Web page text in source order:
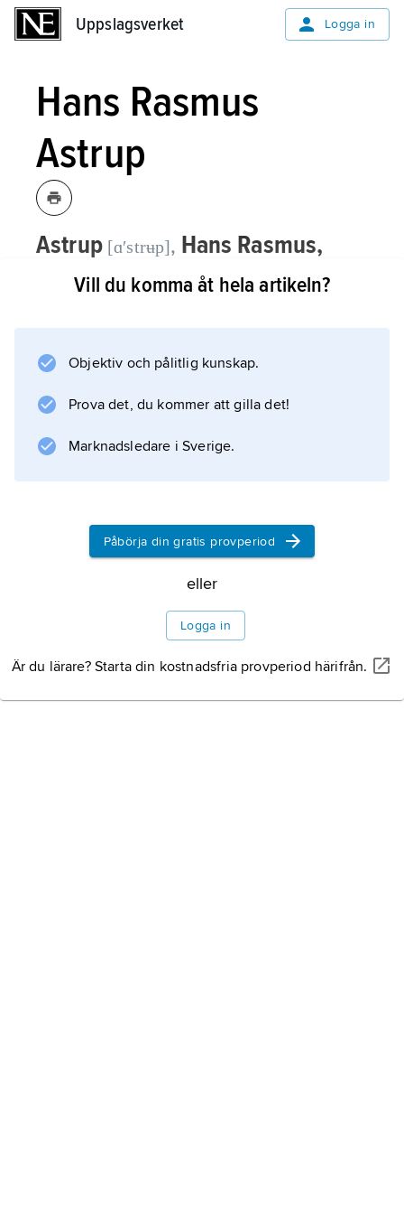
Uppslagsverket Logga in
Hans Rasmus
Astrup
Astrup [ɑʹstrʉp], Hans Rasmus,
1831–98, norsk affärsman och politiker
(Venstre).
bl.a. Stockholm och tillhörde en grupp norska
trävaruindustri. Bl.a. grundade han Skutskärs
sågverk 1869.
Information om artikeln
Vill du komma åt hela artikeln?
Objektiv och pålitlig kunskap.
Prova det, du kommer att gilla det!
Marknadsledare i Sverige.
Påbörja din gratis provperiod
eller
Logga in
Är du lärare? Starta din kostnadsfria provperiod härifrån.